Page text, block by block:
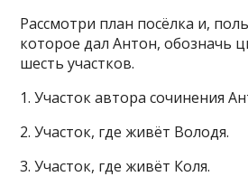
Рассмотри план посёлка и,
которое дал Антон, обозначь
шесть участков.
1. Участок автора сочинения
2. Участок, где живёт Володя.
3. Участок, где живёт Коля.